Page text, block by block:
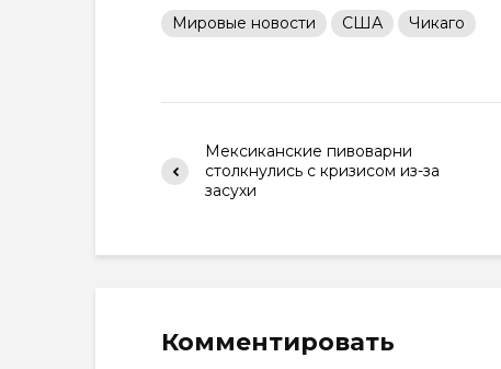
Мировые новости США Чикаго
Мексиканские пивоварни
столкнулись с кризисом из-за
засухи
Комментировать